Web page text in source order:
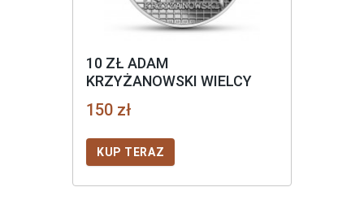
10 ZŁ ADAM
KRZYŻANOWSKI WIELCY
POLSCY EKONOMIŚCI
150 zł
KUP TERAZ